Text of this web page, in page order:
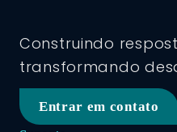
Construindo
transformando
Entrar em contato